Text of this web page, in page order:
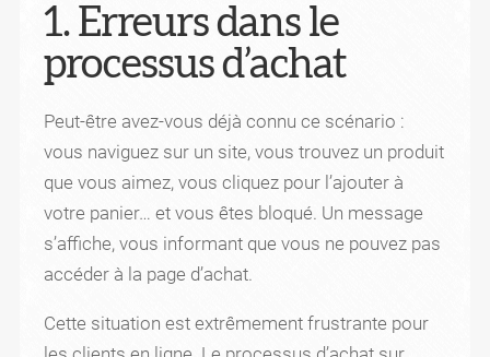
1. Erreurs dans le
processus d’achat
Peut-être avez-vous déjà connu ce scénario :
vous naviguez sur un site, vous trouvez un produit
que vous aimez, vous cliquez pour l’ajouter à
votre panier… et vous êtes bloqué. Un message
s’affiche, vous informant que vous ne pouvez pas
accéder à la page d’achat.
Cette situation est extrêmement frustrante pour